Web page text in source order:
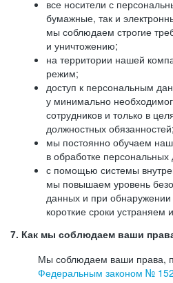
все носители с
бумажные, так и
мы соблюдаем строгие
и уничтожению;
на территории нашей
режим;
доступ к персональным
у минимально
сотрудников и только в
должностных обязанностей;
мы постоянно обучаем
в обработке персональных
с помощью системы
мы повышаем уровень
данных и при обнаружении
короткие сроки устраняем
7. Как мы соблюдаем ваши
Мы соблюдаем ваши права,
Федеральным законом №